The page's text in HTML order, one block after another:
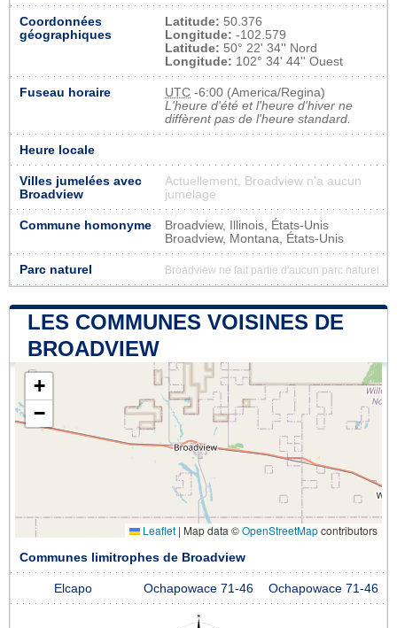
Coordonnées
géographiques
Latitude: 50.376
Longitude: -102.579
Latitude: 50° 22' 34'' Nord
Longitude: 102° 34' 44'' Ouest
Fuseau horaire UTC -6:00 (America/Regina)
L'heure d'été et l'heure d'hiver ne
diffèrent pas de l'heure standard.
Heure locale
Villes jumelées avec
Broadview
Actuellement, Broadview n'a aucun
jumelage
Commune homonyme
Broadview, Illinois, États-Unis
Broadview, Montana, États-Unis
Parc naturel Broadview ne fait partie d'aucun parc naturel
LES COMMUNES VOISINES DE
BROADVIEW
+
−
Leaflet | Map data ©OpenStreetMapcontributors
Communes limitrophes de Broadview
Elcapo Ochapowace 71-46 Ochapowace 71-46